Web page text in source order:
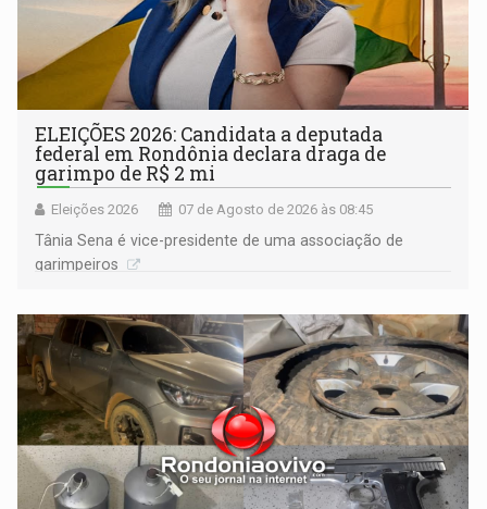
ELEIÇÕES 2026: Candidata a deputada
federal em Rondônia declara draga de
garimpo de R$ 2 mi
Eleições 2026 07 de Agosto de 2026 às 08:45
Tânia Sena é vice-presidente de uma associação de
garimpeiros